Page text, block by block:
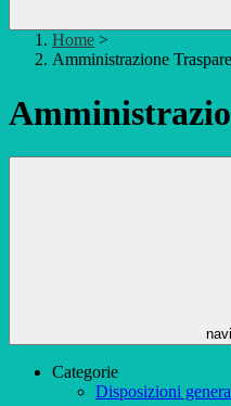
Home >
Amministrazione
Categorie
Disposizioni